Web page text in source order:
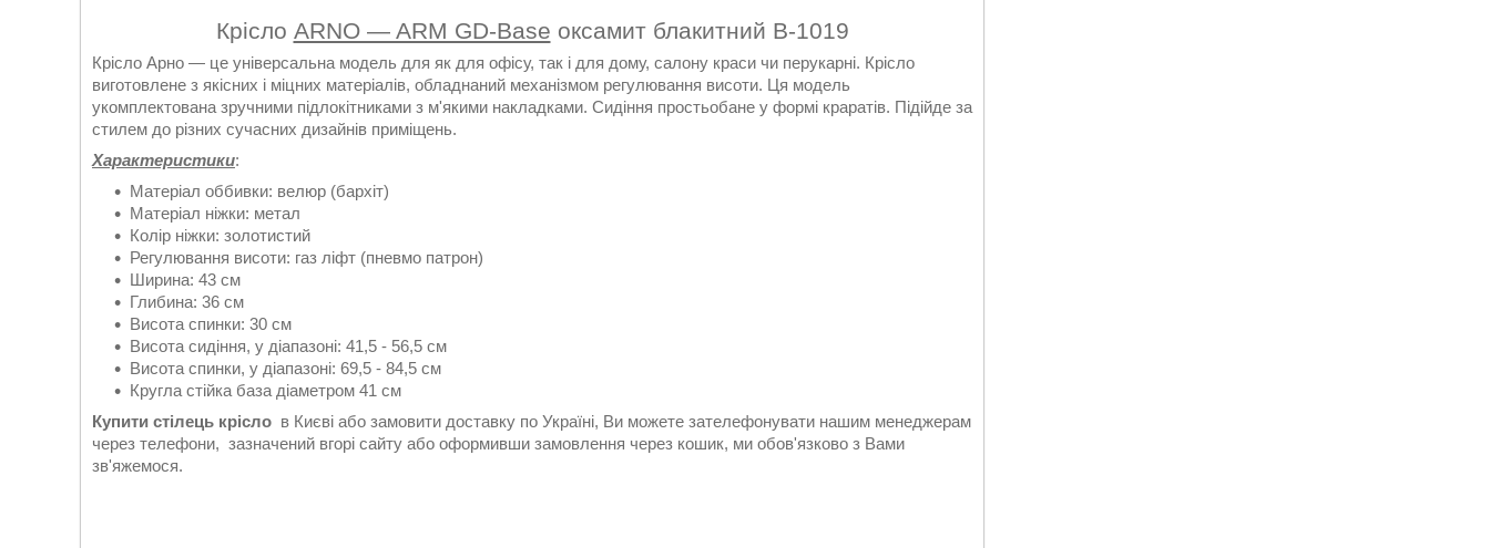
Крісло ARNO — ARM GD-Base оксамит блакитний В-1019
Крісло Арно — це універсальна модель для як для офісу, так і для дому, салону краси чи перукарні. Крісло
виготовлене з якісних і міцних матеріалів, обладнаний механізмом регулювання висоти. Ця модель
укомплектована зручними підлокітниками з м'якими накладками. Сидіння простьобане у формі краратів. Підійде за
стилем до різних сучасних дизайнів приміщень.
Характеристики:
Матеріал оббивки: велюр (бархіт)
Матеріал ніжки: метал
Колір ніжки: золотистий
Регулювання висоти: газ ліфт (пневмо патрон)
Ширина: 43 см
Глибина: 36 см
Висота спинки: 30 см
Висота сидіння, у діапазоні: 41,5 - 56,5 см
Висота спинки, у діапазоні: 69,5 - 84,5 см
Кругла стійка база діаметром 41 см
Купити стілець крісло в Києві або замовити доставку по Україні, Ви можете зателефонувати нашим менеджерам
через телефони, зазначений вгорі сайту або оформивши замовлення через кошик, ми обов'язково з Вами
зв'яжемося.